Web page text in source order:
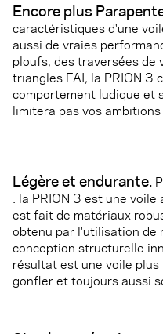
Encore plus
caractéristiques d'une
aussi de vraies
ploufs, des traversées de
triangles FAI, la PRION 3
comportement ludique et
limitera pas vos ambitions
Légère et endurante.
: la PRION 3 est une
est fait de matériaux
obtenu par l'utilisation de
conception structurelle
résultat est une voile
gonfler et toujours aussi